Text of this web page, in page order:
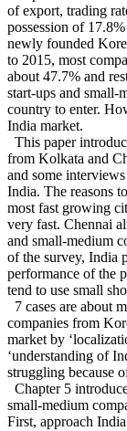
of export, trading
possession of
newly founded
to 2015, most
about 47.7% and
start-ups and small-
country to enter.
India market.
This paper
from Kolkata and
and some
India. The reasons
most fast growing
very fast. Chennai
and small-medium
of the survey, India
performance of the
tend to use small
7 cases are about
companies from
market by
‘understanding of
struggling because
Chapter 5
small-medium
First, approach